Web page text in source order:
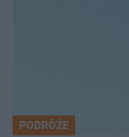
PODRÓŻE